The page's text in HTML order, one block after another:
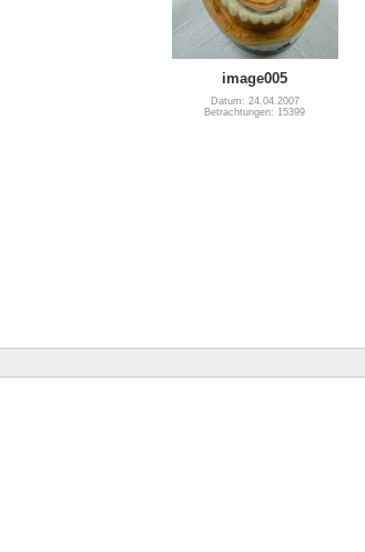
image005
Datum: 24.04.2007
Betrachtungen: 15399